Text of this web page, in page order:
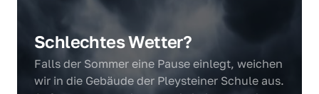
Schlechtes Wetter?
Falls der Sommer eine Pause einlegt, weichen
wir in die Gebäude der Pleysteiner Schule aus.